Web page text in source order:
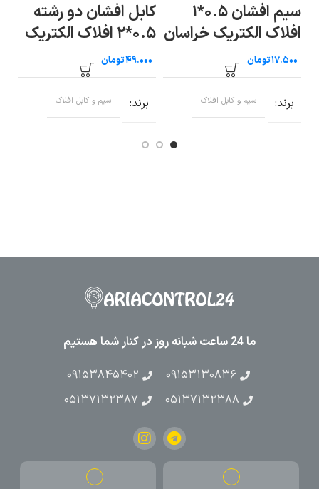
سیم افشان ۰.۵*۱
افلاک الکتریک خراسان
(متری)
تومان
برند سیم و کابل افلاک
کابل افشان دو رشته
۰.۵*۲ افلاک الکتریک
خراسان (متری)
تومان
برند سیم و کابل افلاک
ما 24 ساعت شبانه روز در کنار شما هستیم
۰۹۱۵۳۱۳۰۸۳۶
۰۹۱۵۳۸۴۵۴۰۲
۰۵۱۳۷۱۳۲۳۸۸
۰۵۱۳۷۱۳۲۳۸۷